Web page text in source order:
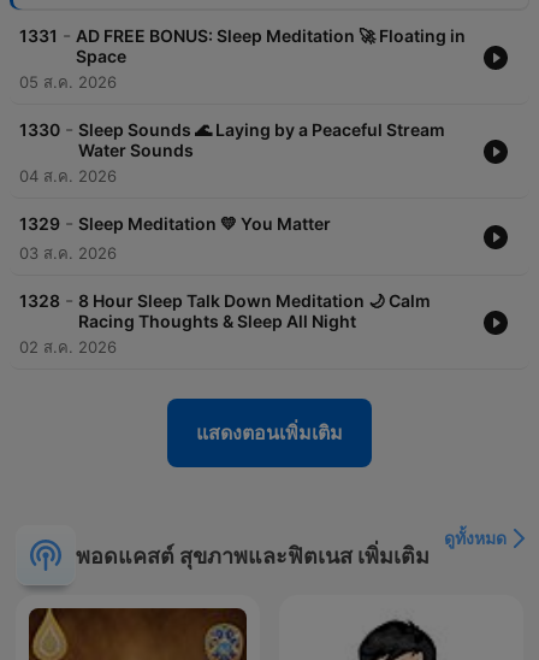
1331 - AD FREE BONUS: Sleep Meditation 🚀 Floating in
Space
05 ส.ค. 2026
1330 - Sleep Sounds 🌊 Laying by a Peaceful Stream
Water Sounds
04 ส.ค. 2026
1329 - Sleep Meditation 💛 You Matter
03 ส.ค. 2026
1328 - 8 Hour Sleep Talk Down Meditation 🌙 Calm
Racing Thoughts & Sleep All Night
02 ส.ค. 2026
แสดงตอนเพิ่มเติม
พอดแคสต์ สุขภาพและฟิตเนส เพิ่มเติม
ดูทั้งหมด